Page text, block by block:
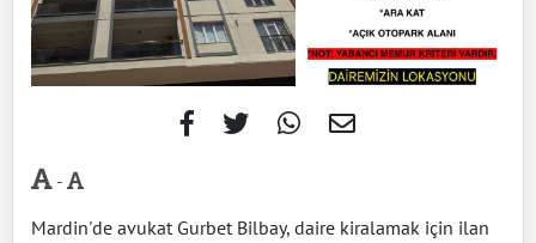
-
Mardin'de avukat Gurbet Bilbay, daire kiralamak için ilan